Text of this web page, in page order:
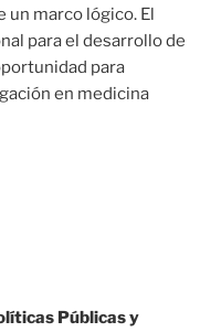
un marco lógico. El
para el desarrollo de
para
en medicina
Públicas y